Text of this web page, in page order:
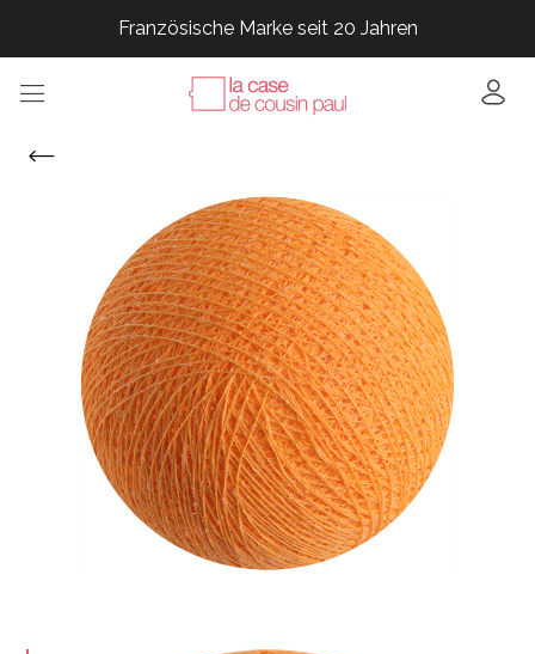
Französische Marke seit 20 Jahren
Französische Marke seit 20 Jahren
Französische Marke seit 20 Jahren